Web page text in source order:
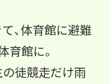
、体育館に避難
育館に。
徒競走だけ雨